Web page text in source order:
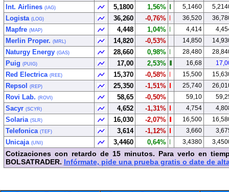
Int. Airlines (IAG) 5,1800 1,56% 5,1460
Logista (LOG) 36,260 -0,76% 36,520
Mapfre (MAP) 4,448 1,04% 4,414
Merlin Proper. (MRL) 14,820 -0,53% 14,850
Naturgy Energy (GAS) 28,660 0,98% 28,480
Puig (PUIG) 17,00 2,53% 16,68
Red Electrica (REE) 15,370 -0,58% 15,500
Repsol (REP) 25,350 -1,51% 25,740
Rovi Lab. (ROVI) 58,65 -0,50% 59,10
Sacyr (SCYR) 4,652 -1,31% 4,754
Solaria (SLR) 16,030 -2,07% 16,500
Telefonica (TEF) 3,614 -1,12% 3,660
Unicaja (UNI) 3,4460 0,64% 3,4380
Cotizaciones con retardo de 15 minutos. Para verlo en
BOLSATRADER. Infórmate, pide una prueba gratis o date de